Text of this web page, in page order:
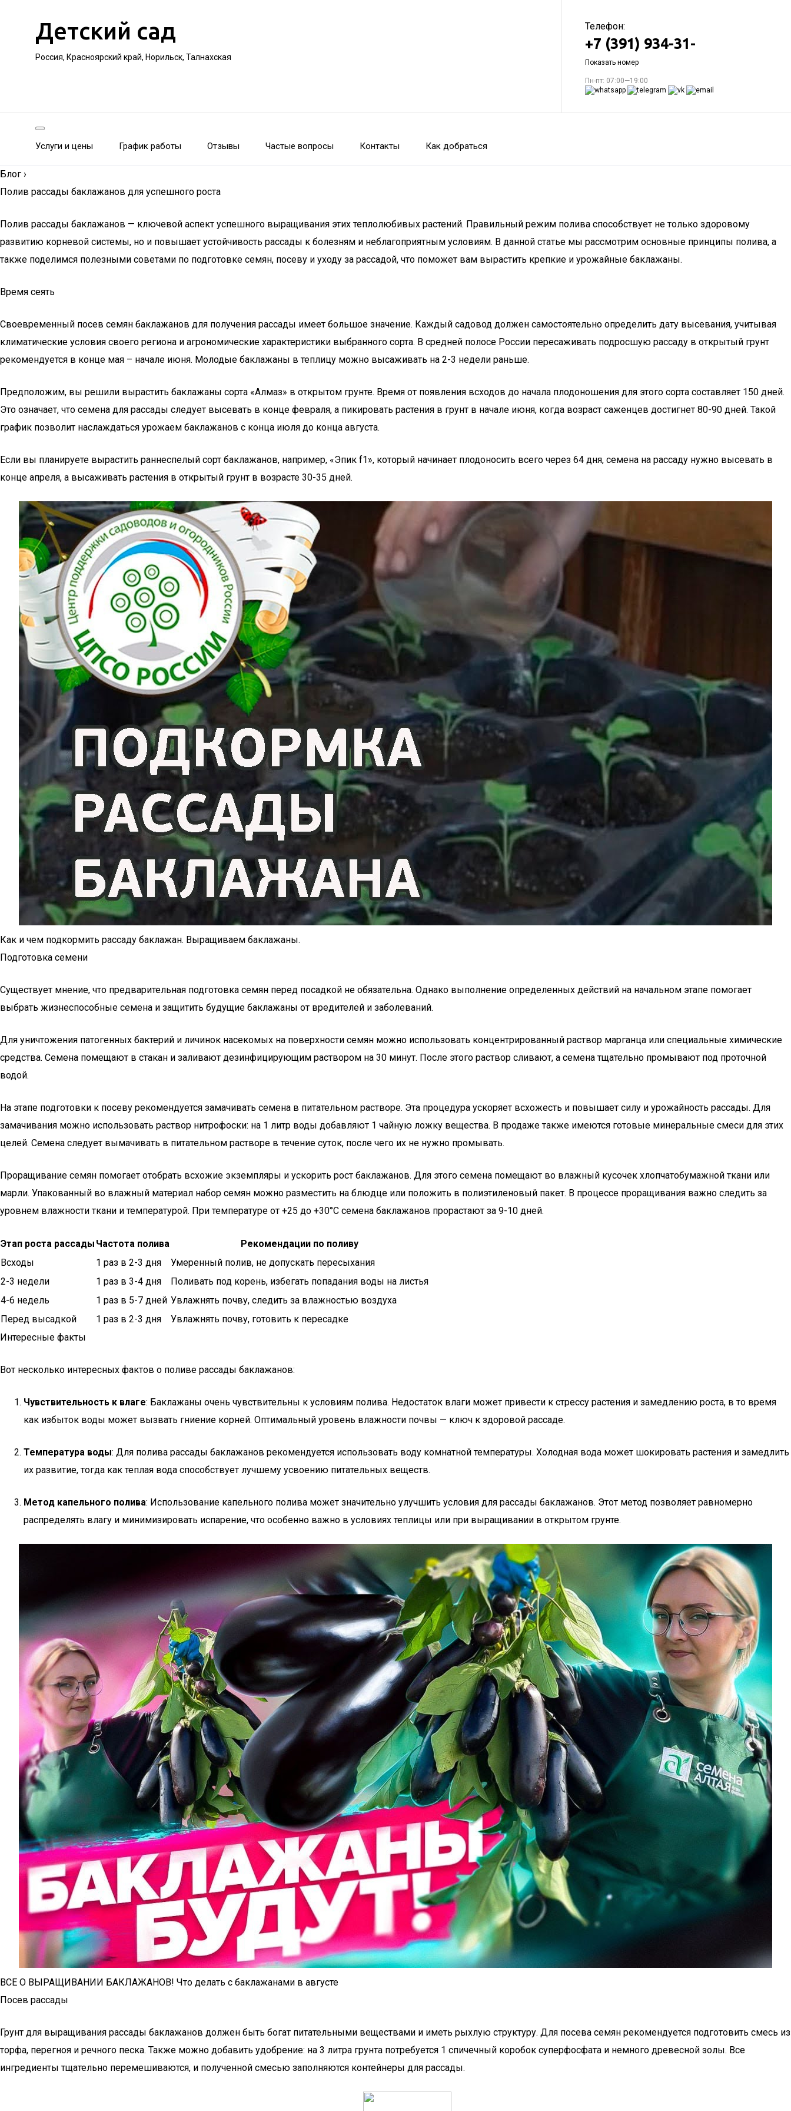
Детский сад
Россия, Красноярский край, Норильск, Талнахская
Телефон:
+7 (391) 934-31-
Показать номер
Пн-пт: 07:00—19:00
Услуги и цены График работы Отзывы Частые вопросы Контакты Как добраться
Блог ›
Полив рассады баклажанов для успешного роста
Полив рассады баклажанов — ключевой аспект успешного выращивания этих теплолюбивых растений. Правильный режим полива способствует не только здоровому
развитию корневой системы, но и повышает устойчивость рассады к болезням и неблагоприятным условиям. В данной статье мы рассмотрим основные принципы полива, а
также поделимся полезными советами по подготовке семян, посеву и уходу за рассадой, что поможет вам вырастить крепкие и урожайные баклажаны.
Время сеять
Своевременный посев семян баклажанов для получения рассады имеет большое значение. Каждый садовод должен самостоятельно определить дату высевания, учитывая
климатические условия своего региона и агрономические характеристики выбранного сорта. В средней полосе России пересаживать подросшую рассаду в открытый грунт
рекомендуется в конце мая – начале июня. Молодые баклажаны в теплицу можно высаживать на 2-3 недели раньше.
Предположим, вы решили вырастить баклажаны сорта «Алмаз» в открытом грунте. Время от появления всходов до начала плодоношения для этого сорта составляет 150 дней.
Это означает, что семена для рассады следует высевать в конце февраля, а пикировать растения в грунт в начале июня, когда возраст саженцев достигнет 80-90 дней. Такой
график позволит наслаждаться урожаем баклажанов с конца июля до конца августа.
Если вы планируете вырастить раннеспелый сорт баклажанов, например, «Эпик f1», который начинает плодоносить всего через 64 дня, семена на рассаду нужно высевать в
конце апреля, а высаживать растения в открытый грунт в возрасте 30-35 дней.
Как и чем подкормить рассаду баклажан. Выращиваем баклажаны.
Подготовка семени
Существует мнение, что предварительная подготовка семян перед посадкой не обязательна. Однако выполнение определенных действий на начальном этапе помогает
выбрать жизнеспособные семена и защитить будущие баклажаны от вредителей и заболеваний.
Для уничтожения патогенных бактерий и личинок насекомых на поверхности семян можно использовать концентрированный раствор марганца или специальные химические
средства. Семена помещают в стакан и заливают дезинфицирующим раствором на 30 минут. После этого раствор сливают, а семена тщательно промывают под проточной
водой.
На этапе подготовки к посеву рекомендуется замачивать семена в питательном растворе. Эта процедура ускоряет всхожесть и повышает силу и урожайность рассады. Для
замачивания можно использовать раствор нитрофоски: на 1 литр воды добавляют 1 чайную ложку вещества. В продаже также имеются готовые минеральные смеси для этих
целей. Семена следует вымачивать в питательном растворе в течение суток, после чего их не нужно промывать.
Проращивание семян помогает отобрать всхожие экземпляры и ускорить рост баклажанов. Для этого семена помещают во влажный кусочек хлопчатобумажной ткани или
марли. Упакованный во влажный материал набор семян можно разместить на блюдце или положить в полиэтиленовый пакет. В процессе проращивания важно следить за
уровнем влажности ткани и температурой. При температуре от +25 до +30°C семена баклажанов прорастают за 9-10 дней.
Этап роста рассады Частота полива
Рекомендации по поливу
Всходы
1 раз в 2-3 дня
Умеренный полив, не допускать пересыхания
2-3 недели
1 раз в 3-4 дня
Поливать под корень, избегать попадания воды на листья
4-6 недель
1 раз в 5-7 дней Увлажнять почву, следить за влажностью воздуха
Перед высадкой
1 раз в 2-3 дня
Увлажнять почву, готовить к пересадке
Интересные факты
Вот несколько интересных фактов о поливе рассады баклажанов:
Чувствительность к влаге: Баклажаны очень чувствительны к условиям полива. Недостаток влаги может привести к стрессу растения и замедлению роста, в то время
как избыток воды может вызвать гниение корней. Оптимальный уровень влажности почвы — ключ к здоровой рассаде.
Температура воды: Для полива рассады баклажанов рекомендуется использовать воду комнатной температуры. Холодная вода может шокировать растения и замедлить
их развитие, тогда как теплая вода способствует лучшему усвоению питательных веществ.
Метод капельного полива: Использование капельного полива может значительно улучшить условия для рассады баклажанов. Этот метод позволяет равномерно
распределять влагу и минимизировать испарение, что особенно важно в условиях теплицы или при выращивании в открытом грунте.
ВСЕ О ВЫРАЩИВАНИИ БАКЛАЖАНОВ! Что делать с баклажанами в августе
Посев рассады
Грунт для выращивания рассады баклажанов должен быть богат питательными веществами и иметь рыхлую структуру. Для посева семян рекомендуется подготовить смесь из
торфа, перегноя и речного песка. Также можно добавить удобрение: на 3 литра грунта потребуется 1 спичечный коробок суперфосфата и немного древесной золы. Все
ингредиенты тщательно перемешиваются, и полученной смесью заполняются контейнеры для рассады.